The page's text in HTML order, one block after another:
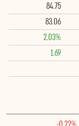
84.75
83.06
2.03%
1.69